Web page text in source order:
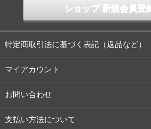
ショップ 新規会員登
特定商取引法に基づく表記（返品など）
マイアカウント
お問い合わせ
支払い方法について